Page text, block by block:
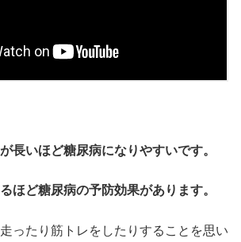
長いほど糖尿病になりやすいです。
ほど糖尿病の予防効果があります。
ったり筋トレをしたりすることを思い